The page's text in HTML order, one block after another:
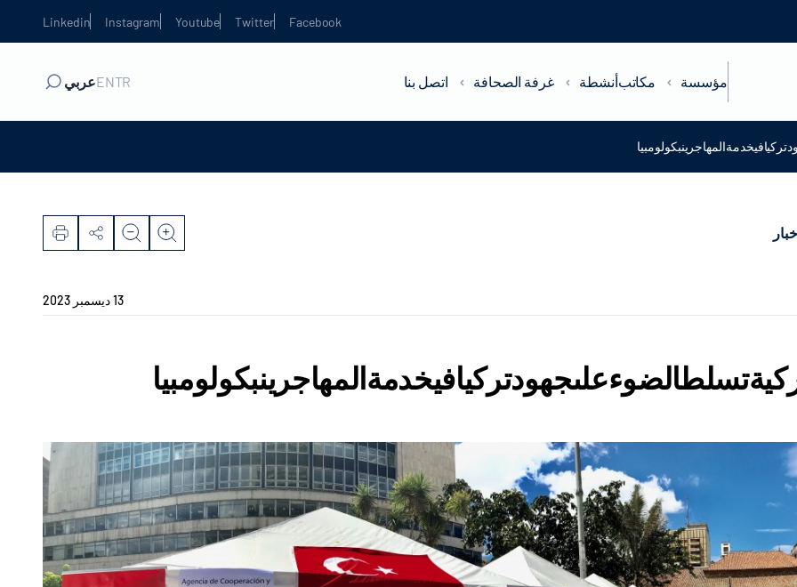
Facebook
Twitter
Youtube
Instagram
Linkedin
مؤسسة مكاتبأنشطة غرفة الصحافة اتصل بنا TR
ENعربي
13 ديسمبر 2023